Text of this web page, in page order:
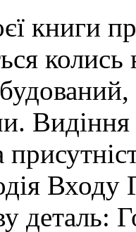
книги
деталь: